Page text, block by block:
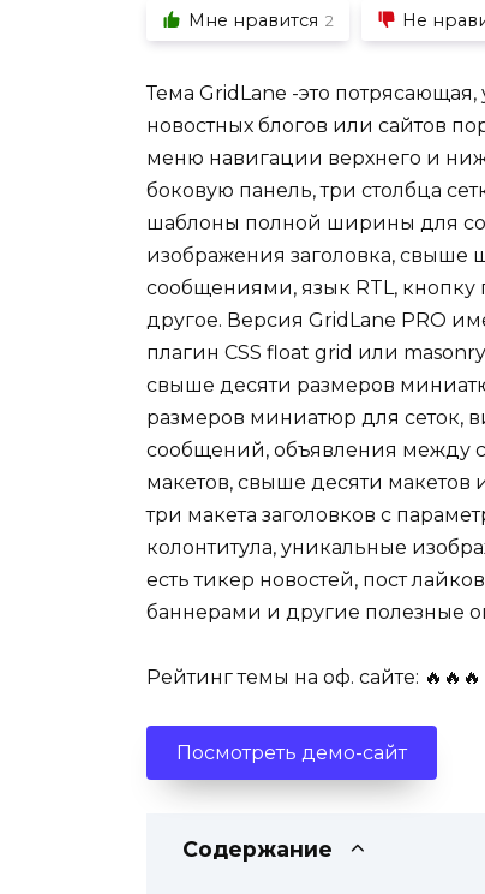
Мне нравится 2 Не
Тема GridLane -это
новостных блогов или сайтов
меню навигации верхнего и
боковую панель, три столбца
шаблоны полной ширины для
изображения заголовка, свыше
сообщениями, язык RTL, кнопку
другое. Версия GridLane PRO
плагин CSS float grid или
свыше десяти размеров
размеров миниатюр для сеток,
сообщений, объявления между
макетов, свыше десяти
три макета заголовков с
колонтитула, уникальные
есть тикер новостей, пост
баннерами и другие полезные
Рейтинг темы на оф. сайте:
Посмотреть демо-сайт
Содержание